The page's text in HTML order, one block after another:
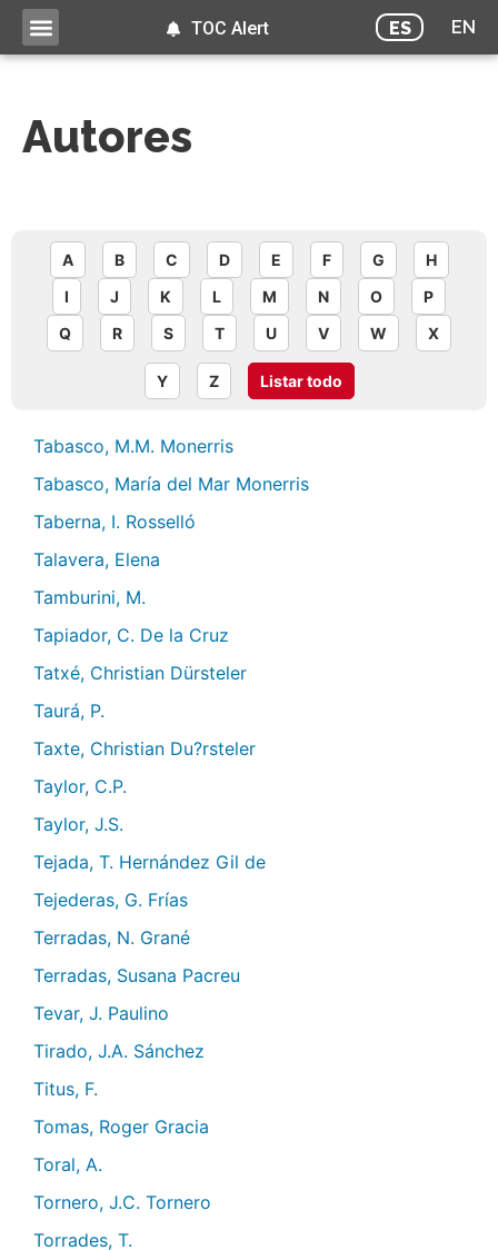
ES EN
TOC Alert
Autores
A B C D E F G
H
I
J K L M N O
P
Q
R S T U V W X
Y Z Listar todo
Tabasco, M.M. Monerris
Tabasco, María del Mar Monerris
Taberna, I. Rosselló
Talavera, Elena
Tamburini, M.
Tapiador, C. De la Cruz
Tatxé, Christian Dürsteler
Taurá, P.
Taxte, Christian Du?rsteler
Taylor, C.P.
Taylor, J.S.
Tejada, T. Hernández Gil de
Tejederas, G. Frías
Terradas, N. Grané
Terradas, Susana Pacreu
Tevar, J. Paulino
Tirado, J.A. Sánchez
Titus, F.
Tomas, Roger Gracia
Toral, A.
Tornero, J.C. Tornero
Torrades, T.